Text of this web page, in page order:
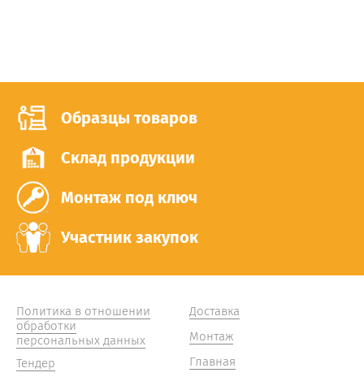
Образцы товаров
Склад продукции
Монтаж под ключ
Участник закупок
Политика в отношении
обработки
персональных данных
Тендер
Доставка
Монтаж
Главная